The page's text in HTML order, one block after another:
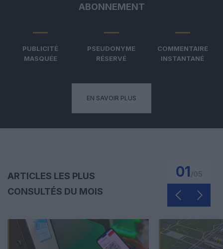
ABONNEMENT
PUBLICITÉ
MASQUÉE
PSEUDONYME
RÉSERVÉ
COMMENTAIRE
INSTANTANÉ
EN SAVOIR PLUS
ARTICLES LES PLUS
CONSULTÉS DU MOIS
01